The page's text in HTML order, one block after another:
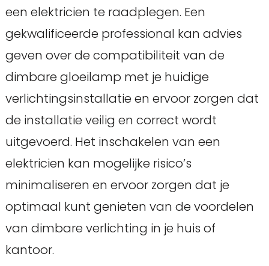
een elektricien te raadplegen. Een
gekwalificeerde professional kan advies
geven over de compatibiliteit van de
dimbare gloeilamp met je huidige
verlichtingsinstallatie en ervoor zorgen dat
de installatie veilig en correct wordt
uitgevoerd. Het inschakelen van een
elektricien kan mogelijke risico’s
minimaliseren en ervoor zorgen dat je
optimaal kunt genieten van de voordelen
van dimbare verlichting in je huis of
kantoor.